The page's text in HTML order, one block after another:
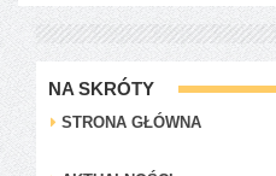
NA SKRÓTY
STRONA GŁÓWNA